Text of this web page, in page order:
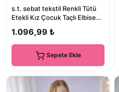
s.t. sebat tekstil Renkli Tütü
Etekli Kız Çocuk Taçlı Elbise
1.096,99 ₺
Sepete Ekle